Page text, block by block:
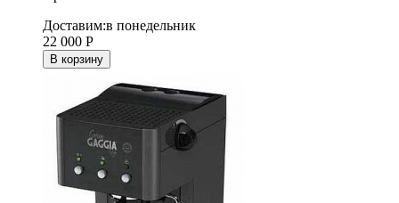
Доставим:в понедельник
22 000 Р
В корзину